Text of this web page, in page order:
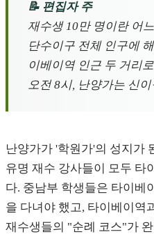
📝 편집자 주
재수생 10만 명이란 어
단수이구 전체 인구에
이베이역 인근 두 거리
오전 8시, 난양가는 신
난양가가 '학원가'의 성지가
유명 재수 강사들이 모두 타
다. 중남부 학생들은 타이베
을 다녀야 했고, 타이베이역
재수생들의 "순례 코스"가